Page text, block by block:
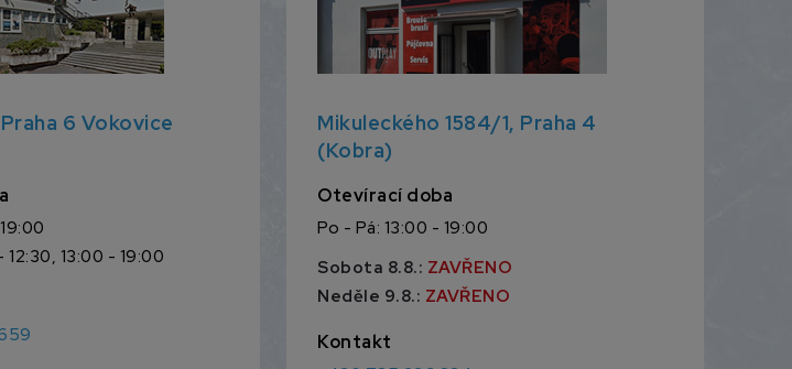
Praha 6 Vokovice
13:00 - 19:00
Mikuleckého 1584/1, Praha 4
(Kobra)
Otevírací doba
Po - Pá: 13:00 - 19:00
Sobota 8.8.: ZAVŘENO
Neděle 9.8.: ZAVŘENO
Kontakt